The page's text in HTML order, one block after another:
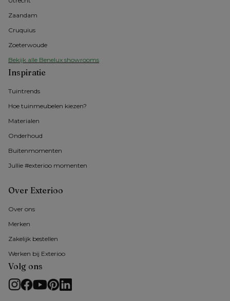
Zaandam
Cruquius
Zoeterwoude
Bekijk alle Benelux showrooms
Inspiratie
Tuintrends
Hoe tuinmeubelen kiezen?
Materialen
Onderhoud
Buitenmomenten
Jullie #exterioo momenten
Over Exterioo
Over ons
Merken
Zakelijk bestellen
Werken bij Exterioo
Volg ons